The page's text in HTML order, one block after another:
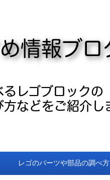
レゴのパーツや部品の調べ方